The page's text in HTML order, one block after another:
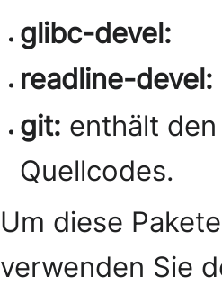
glibc-devel:
readline-devel:
git: enthält
Quellcodes.
Um diese
verwenden Sie